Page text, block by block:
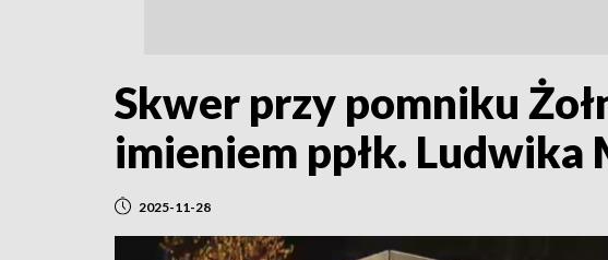
Skwer przy pomniku
imieniem ppłk. Ludwika
2025-11-28